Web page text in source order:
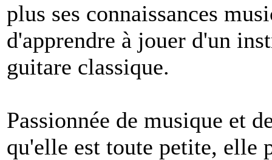
plus ses connaissances
d'apprendre à jouer d'un
guitare classique.
Passionnée de musique et
qu'elle est toute petite, elle